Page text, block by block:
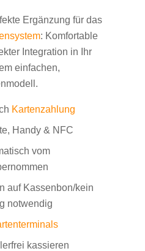
Ergänzung für das
: Komfortable
Integration in Ihr
einfachen,
Kartenzahlung
Handy & NFC
vom
auf Kassenbon/kein
notwendig
kassieren